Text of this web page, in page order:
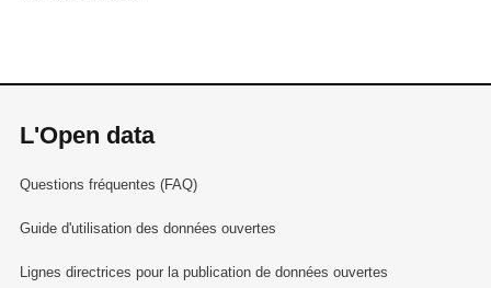
L'Open data
Questions fréquentes (FAQ)
Guide d'utilisation des données ouvertes
Lignes directrices pour la publication de données ouvertes